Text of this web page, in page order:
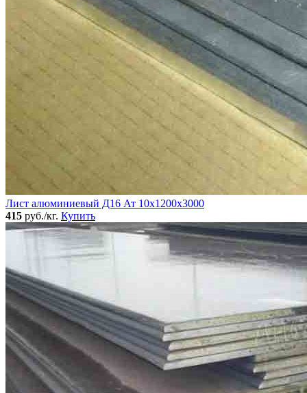
Лист алюминиевый Д16 Ат 10х1200х3000
415 руб./кг. Купить